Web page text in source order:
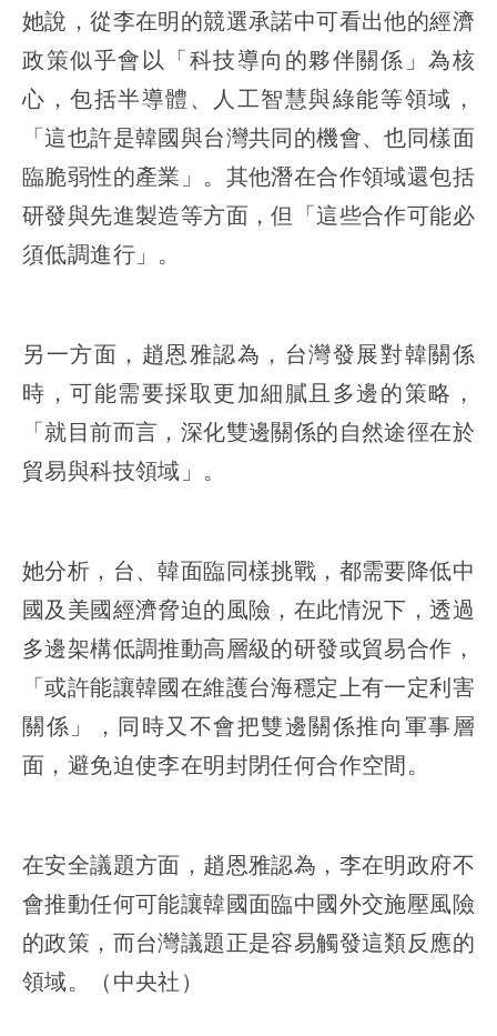
她說，從李在明的競選承諾中可看出他的經濟
政策似乎會以「科技導向的夥伴關係」為核
心，包括半導體、人工智慧與綠能等領域，
「這也許是韓國與台灣共同的機會、也同樣面
臨脆弱性的產業」。其他潛在合作領域還包括
研發與先進製造等方面，但「這些合作可能必
須低調進行」。
另一方面，趙恩雅認為，台灣發展對韓關係
時，可能需要採取更加細膩且多邊的策略，
「就目前而言，深化雙邊關係的自然途徑在於
貿易與科技領域」。
她分析，台、韓面臨同樣挑戰，都需要降低中
國及美國經濟脅迫的風險，在此情況下，透過
多邊架構低調推動高層級的研發或貿易合作，
「或許能讓韓國在維護台海穩定上有一定利害
關係」，同時又不會把雙邊關係推向軍事層
面，避免迫使李在明封閉任何合作空間。
在安全議題方面，趙恩雅認為，李在明政府不
會推動任何可能讓韓國面臨中國外交施壓風險
的政策，而台灣議題正是容易觸發這類反應的
領域。（中央社）